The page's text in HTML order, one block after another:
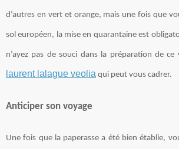
d’autres en vert et orange, mais une fois que
sol européen, la mise en quarantaine est
n’ayez pas de souci dans la préparation de ce
laurent lalague veolia qui peut vous cadrer.
Anticiper son voyage
Une fois que la paperasse a été bien établie,